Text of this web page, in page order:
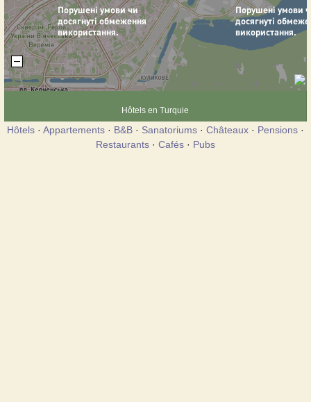
Hôtels en Turquie
Hôtels · Appartements · B&B · Sanatoriums · Châteaux · Pensions ·
Restaurants · Cafés · Pubs